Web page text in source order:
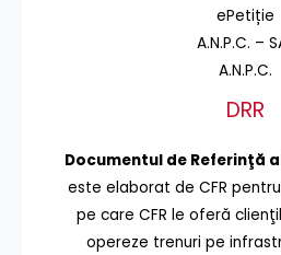
ePetiție
A.N.P.C. –
A.N.P.C.
DRR
Documentul de Referinţă al
este elaborat de CFR
pe care CFR le oferă
opereze trenuri pe